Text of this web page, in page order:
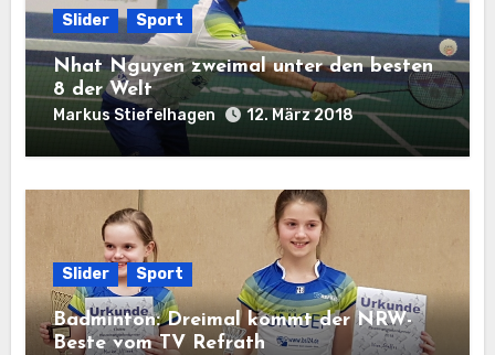
Slider Sport
Nhat Nguyen zweimal unter den besten
8 der Welt
Markus Stiefelhagen 12. März 2018
Slider Sport
Badminton: Dreimal kommt der NRW-
Beste vom TV Refrath